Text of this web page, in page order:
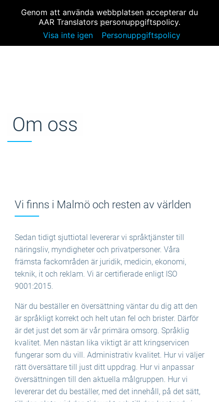
MENY info@aar-translator.se
OM OSS
Om oss
Vi finns i Malmö och resten av världen
Sedan tidigt sjuttiotal levererar vi språktjänster till
näringsliv, myndigheter och privatpersoner. Våra
främsta fackområden är juridik, medicin, ekonomi,
teknik, it och reklam. Vi är certifierade enligt ISO
9001:2015.
När du beställer en översättning väntar du dig att den
är språkligt korrekt och helt utan fel och brister. Därför
är det just det som är vår primära omsorg. Språklig
kvalitet. Men nästan lika viktigt är att kringservicen
fungerar som du vill. Administrativ kvalitet. Hur vi väljer
rätt översättare till just ditt uppdrag. Hur vi anpassar
översättningen till den aktuella målgruppen. Hur vi
levererar det du beställer, med det innehåll, på det sätt,
Genom att använda webbplatsen accepterar du
AAR Translators personuppgiftspolicy.
Visa inte igen
Personuppgiftspolicy